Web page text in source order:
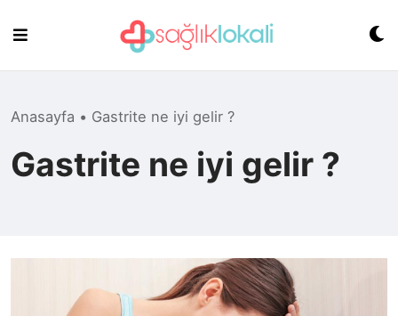
content
Anasayfa • Gastrite ne iyi gelir ?
Gastrite ne iyi gelir ?